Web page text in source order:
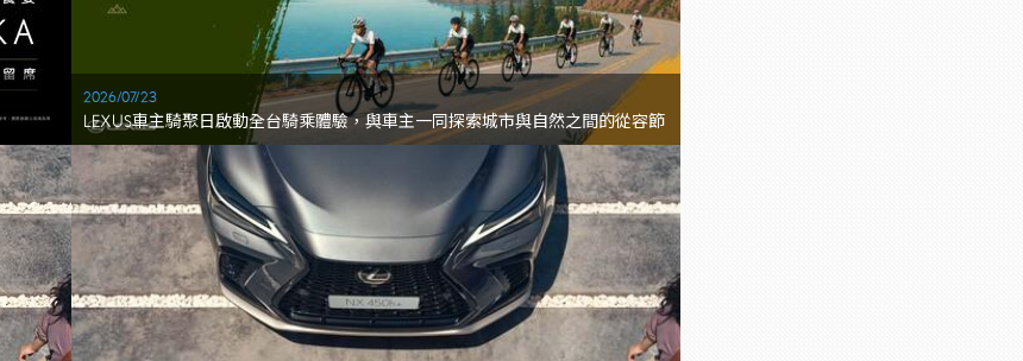
2026/07/23
LEXUS車主騎聚日啟動全台騎乘體驗，與車主一同探索城市與自然之間的從容節
奏